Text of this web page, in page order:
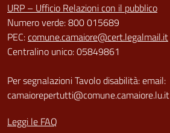
URP – Ufficio Relazioni con il pubblico
Numero verde: 800 015689
PEC:comune.camaiore@cert.legalmail.it
Centralino unico: 05849861
Per segnalazioni Tavolo disabilità: email:
camaiorepertutti@comune.camaiore.lu.it
Leggi le FAQ